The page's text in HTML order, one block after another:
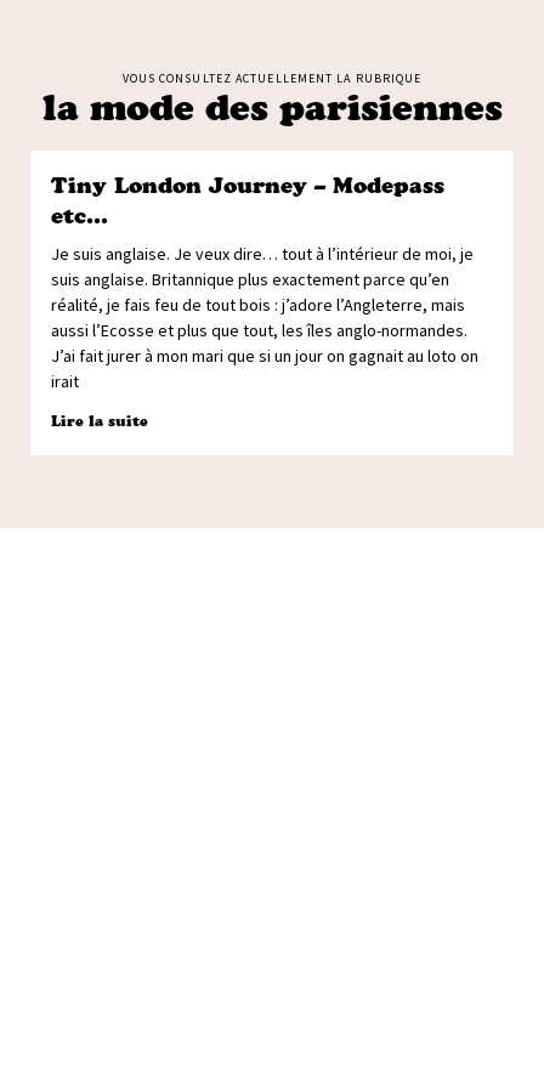
VOUS CONSULTEZ ACTUELLEMENT LA RUBRIQUE
la mode des parisiennes
Tiny London Journey – Modepass
etc…
Je suis anglaise. Je veux dire… tout à l’intérieur de moi, je
suis anglaise. Britannique plus exactement parce qu’en
réalité, je fais feu de tout bois : j’adore l’Angleterre, mais
aussi l’Ecosse et plus que tout, les îles anglo-normandes.
J’ai fait jurer à mon mari que si un jour on gagnait au loto on
irait
Lire la suite